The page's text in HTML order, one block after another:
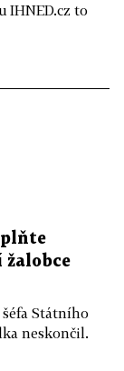
IHNED.cz to
žalobce
Státního
neskončil.